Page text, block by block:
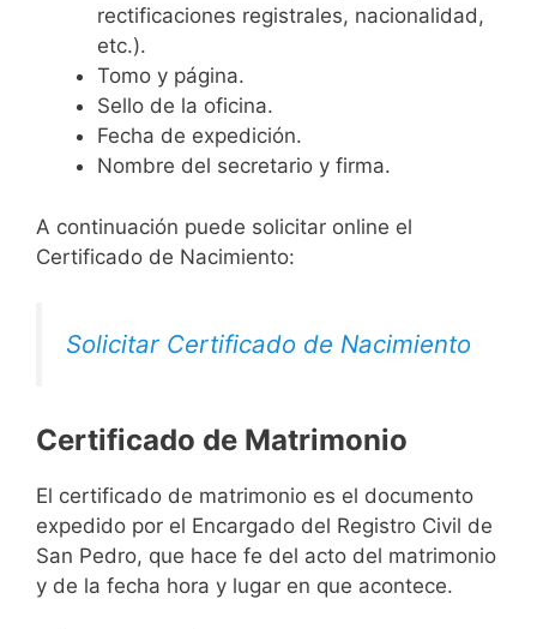
rectificaciones registrales, nacionalidad,
etc.).
Tomo y página.
Sello de la oficina.
Fecha de expedición.
Nombre del secretario y firma.
A continuación puede solicitar online el
Certificado de Nacimiento:
Solicitar Certificado de Nacimiento
Certificado de Matrimonio
El certificado de matrimonio es el documento
expedido por el Encargado del Registro Civil de
San Pedro, que hace fe del acto del matrimonio
y de la fecha hora y lugar en que acontece.